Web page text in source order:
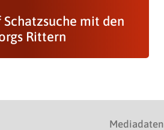
Schatzsuche mit den
Rittern
Mediadaten